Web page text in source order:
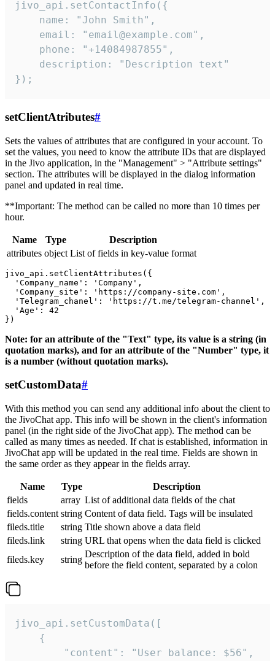
jivo_api.setContactInfo({
    name: "John Smith",
    email: "email@example.com",
    phone: "+14084987855",
    description: "Description text"
});
setClientAtributes#
Sets the values ​​of attributes that are configured in your account. To
set the values, you need to know the attribute IDs that are displayed
in the Jivo application, in the "Management" > "Attribute settings"
section. The attributes will be displayed in the dialog information
panel and updated in real time.
**Important: The method can be called no more than 10 times per
hour.
Name Type
Description
attributes object List of fields in key-value format
jivo_api.setClientAttributes({
  'Company_name': 'Company',
  'Company_site': 'https://company-site.com',
  'Telegram_chanel': 'https://t.me/telegram-channel',
  'Age': 42
Note: for an attribute of the "Text" type, its value is a string (in
quotation marks), and for an attribute of the "Number" type, it
is a number (without quotation marks).
setCustomData#
With this method you can send any additional info about the client to
the JivoChat app. This info will be shown in the client's information
panel (in the right side of the JivoChat app). The method can be
called as many times as needed. If chat is established, information in
JivoChat app will be updated in the real time. Fields are shown in
the same order as they appear in the fields array.
Name Type
Description
fields
array List of additional data fields of the chat
fields.content string Content of data field. Tags will be insulated
fileds.title
string Title shown above a data field
fileds.link
string URL that opens when the data field is clicked
fileds.key
string
Description of the data field, added in bold
before the field content, separated by a colon
jivo_api.setCustomData([
    {
        "content": "User balance: $56",